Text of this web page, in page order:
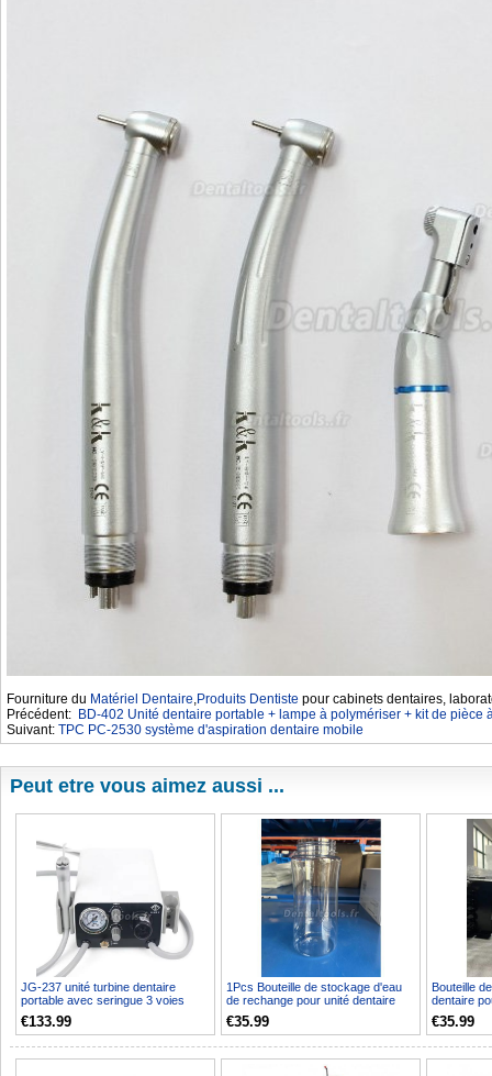
Fourniture du Matériel Dentaire,Produits Dentiste pour cabinets dentaires,
Précédent: BD-402 Unité dentaire portable + lampe à polymériser + kit de pièce
Suivant: TPC PC-2530 système d'aspiration dentaire mobile
Peut etre vous aimez aussi ...
JG-237 unité turbine dentaire
portable avec seringue 3 voies
compatible compress...
€133.99
1Pcs Bouteille de stockage d'eau
de rechange pour unité dentaire
portable Greelo...
€35.99
Bouteille
dentaire
Greeloy
€35.99